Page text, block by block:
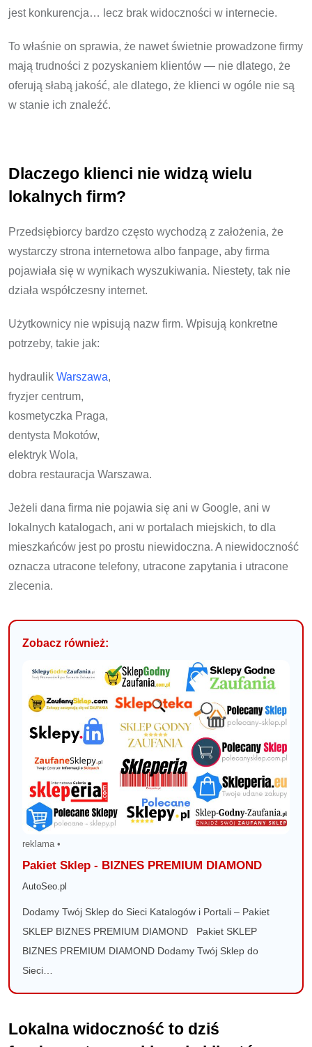
jest konkurencja… lecz brak widoczności w internecie.
To właśnie on sprawia, że nawet świetnie prowadzone firmy
mają trudności z pozyskaniem klientów — nie dlatego, że
oferują słabą jakość, ale dlatego, że klienci w ogóle nie są
w stanie ich znaleźć.
Dlaczego klienci nie widzą wielu
lokalnych firm?
Przedsiębiorcy bardzo często wychodzą z założenia, że
wystarczy strona internetowa albo fanpage, aby firma
pojawiała się w wynikach wyszukiwania. Niestety, tak nie
działa współczesny internet.
Użytkownicy nie wpisują nazw firm. Wpisują konkretne
potrzeby, takie jak:
hydraulik Warszawa,
fryzjer centrum,
kosmetyczka Praga,
dentysta Mokotów,
elektryk Wola,
dobra restauracja Warszawa.
Jeżeli dana firma nie pojawia się ani w Google, ani w
lokalnych katalogach, ani w portalach miejskich, to dla
mieszkańców jest po prostu niewidoczna. A niewidoczność
oznacza utracone telefony, utracone zapytania i utracone
zlecenia.
Zobacz również:
reklama •
Pakiet Sklep - BIZNES PREMIUM DIAMOND
AutoSeo.pl
Dodamy Twój Sklep do Sieci Katalogów i Portali – Pakiet
SKLEP BIZNES PREMIUM DIAMOND Pakiet SKLEP
BIZNES PREMIUM DIAMOND Dodamy Twój Sklep do
Sieci…
Lokalna widoczność to dziś